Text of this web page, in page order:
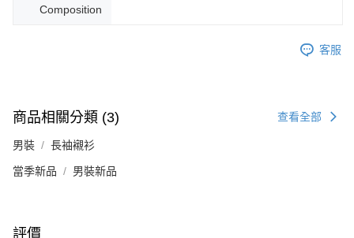
Composition
客服
商品相關分類 (3) 查看全部
男裝 長袖襯衫
當季新品 男裝新品
評價